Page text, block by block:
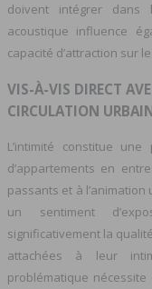
doivent intégrer dans
acoustique influence
capacité d’attraction sur
VIS-À-VIS DIRECT
CIRCULATION
L’intimité constitue
d’appartements en
passants et à
un sentiment
significativement la
attachées à leur
problématique